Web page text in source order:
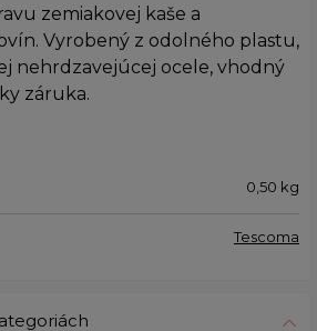
zemiakovej kaše a
Vyrobený z odolného plastu,
nehrdzavejúcej ocele, vhodný
záruka.
0,50 kg
Tescoma